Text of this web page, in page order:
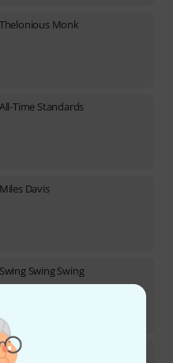
Thelonious Monk
All-Time Standards
Miles Davis
Swing Swing Swing
Cycles & II-V7s